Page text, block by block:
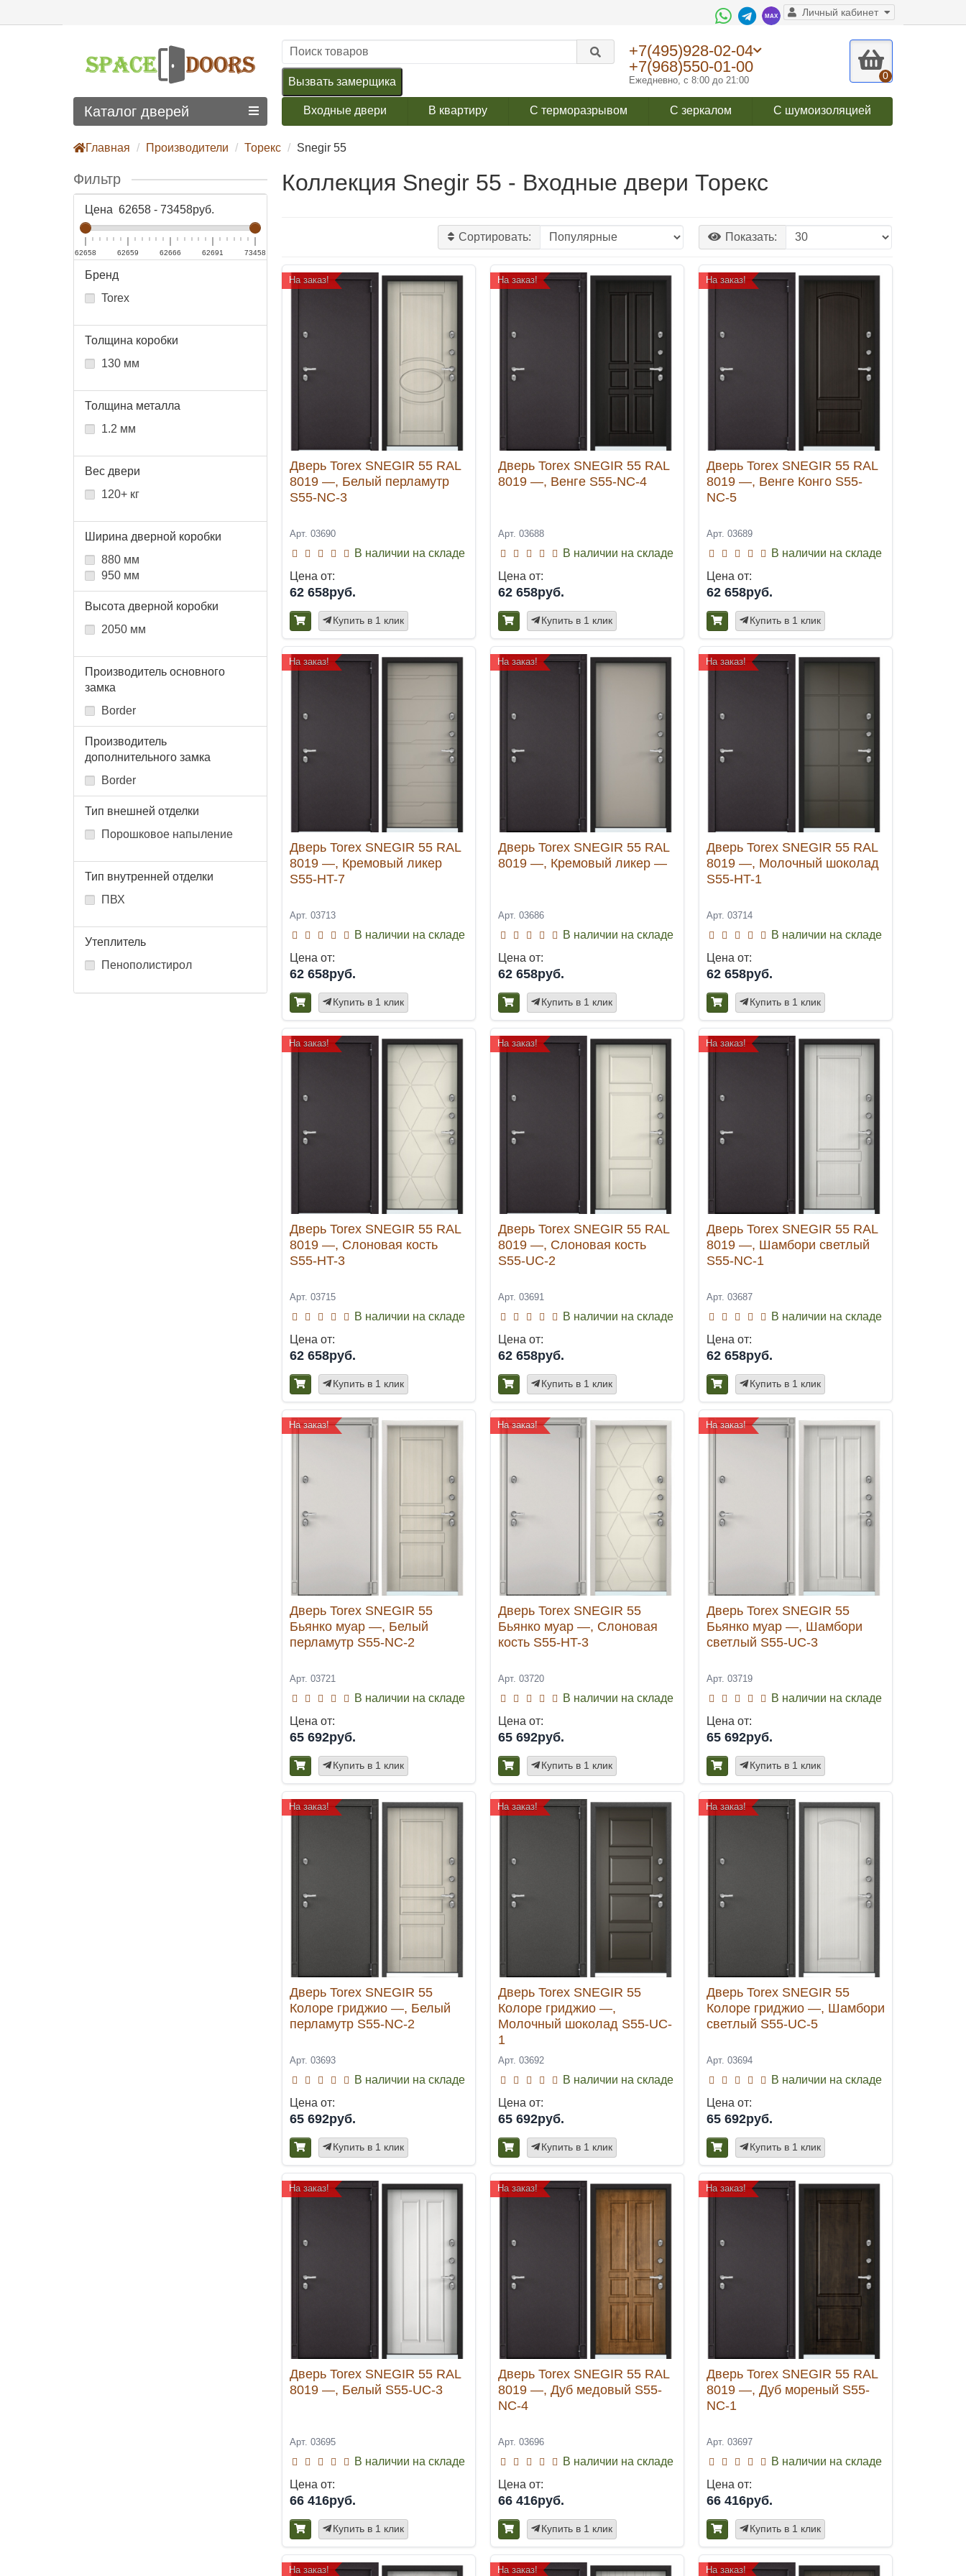
Личный кабинет
+7(495)928-02-04
+7(968)550-01-00
Ежедневно, с 8:00 до 21:00 0
Вызвать замерщика
Входные двери В квартиру С терморазрывом С зеркалом С шумоизоляцией
Каталог дверей
Главная Производители Торекс Snegir 55
Фильтр
Цена 62658 - 73458руб.
62658 62659 62666 62691 73458
Бренд
Torex
Толщина коробки
130 мм
Толщина металла
1.2 мм
Вес двери
120+ кг
Ширина дверной коробки
880 мм
950 мм
Высота дверной коробки
2050 мм
Производитель основного
замка
Border
Производитель
дополнительного замка
Border
Тип внешней отделки
Порошковое напыление
Тип внутренней отделки
ПВХ
Утеплитель
Пенополистирол
Коллекция Snegir 55 - Входные двери Торекс
Сортировать: Показать:
На заказ!
Дверь Torex SNEGIR 55 RAL
8019 —, Белый перламутр
S55-NC-3
Арт. 03690
В наличии на складе
Цена от:
62 658руб.
Купить в 1 клик
На заказ!
Дверь Torex SNEGIR 55 RAL
8019 —, Венге S55-NC-4
Арт. 03688
В наличии на складе
Цена от:
62 658руб.
Купить в 1 клик
На заказ!
Дверь Torex SNEGIR 55 RAL
8019 —, Венге Конго S55-
NC-5
Арт. 03689
В наличии на складе
Цена от:
62 658руб.
Купить в 1 клик
На заказ!
Дверь Torex SNEGIR 55 RAL
8019 —, Кремовый ликер
S55-HT-7
Арт. 03713
В наличии на складе
Цена от:
62 658руб.
Купить в 1 клик
На заказ!
Дверь Torex SNEGIR 55 RAL
8019 —, Кремовый ликер —
Арт. 03686
В наличии на складе
Цена от:
62 658руб.
Купить в 1 клик
На заказ!
Дверь Torex SNEGIR 55 RAL
8019 —, Молочный шоколад
S55-HT-1
Арт. 03714
В наличии на складе
Цена от:
62 658руб.
Купить в 1 клик
На заказ!
Дверь Torex SNEGIR 55 RAL
8019 —, Слоновая кость
S55-HT-3
Арт. 03715
В наличии на складе
Цена от:
62 658руб.
Купить в 1 клик
На заказ!
Дверь Torex SNEGIR 55 RAL
8019 —, Слоновая кость
S55-UC-2
Арт. 03691
В наличии на складе
Цена от:
62 658руб.
Купить в 1 клик
На заказ!
Дверь Torex SNEGIR 55 RAL
8019 —, Шамбори светлый
S55-NC-1
Арт. 03687
В наличии на складе
Цена от:
62 658руб.
Купить в 1 клик
На заказ!
Дверь Torex SNEGIR 55
Бьянко муар —, Белый
перламутр S55-NC-2
Арт. 03721
В наличии на складе
Цена от:
65 692руб.
Купить в 1 клик
На заказ!
Дверь Torex SNEGIR 55
Бьянко муар —, Слоновая
кость S55-HT-3
Арт. 03720
В наличии на складе
Цена от:
65 692руб.
Купить в 1 клик
На заказ!
Дверь Torex SNEGIR 55
Бьянко муар —, Шамбори
светлый S55-UC-3
Арт. 03719
В наличии на складе
Цена от:
65 692руб.
Купить в 1 клик
На заказ!
Дверь Torex SNEGIR 55
Колоре гриджио —, Белый
перламутр S55-NC-2
Арт. 03693
В наличии на складе
Цена от:
65 692руб.
Купить в 1 клик
На заказ!
Дверь Torex SNEGIR 55
Колоре гриджио —,
Молочный шоколад S55-UC-
1
Арт. 03692
В наличии на складе
Цена от:
65 692руб.
Купить в 1 клик
На заказ!
Дверь Torex SNEGIR 55
Колоре гриджио —, Шамбори
светлый S55-UC-5
Арт. 03694
В наличии на складе
Цена от:
65 692руб.
Купить в 1 клик
На заказ!
Дверь Torex SNEGIR 55 RAL
8019 —, Белый S55-UC-3
Арт. 03695
В наличии на складе
Цена от:
66 416руб.
Купить в 1 клик
На заказ!
Дверь Torex SNEGIR 55 RAL
8019 —, Дуб медовый S55-
NC-4
Арт. 03696
В наличии на складе
Цена от:
66 416руб.
Купить в 1 клик
На заказ!
Дверь Torex SNEGIR 55 RAL
8019 —, Дуб мореный S55-
NC-1
Арт. 03697
В наличии на складе
Цена от:
66 416руб.
Купить в 1 клик
На заказ! На заказ! На заказ!